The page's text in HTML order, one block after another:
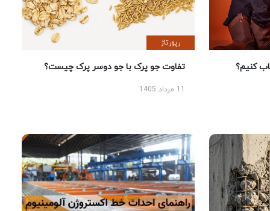
کنیم؟
رپورتاژ
تفاوت جو پرک با جو دوسر پرک چیست؟